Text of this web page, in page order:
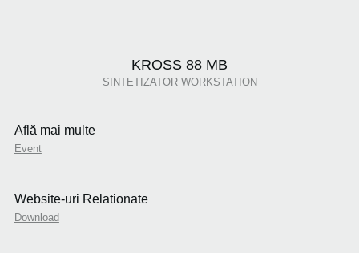
KROSS 88 MB
SINTETIZATOR WORKSTATION
Află mai multe
Event
Website-uri Relationate
Download